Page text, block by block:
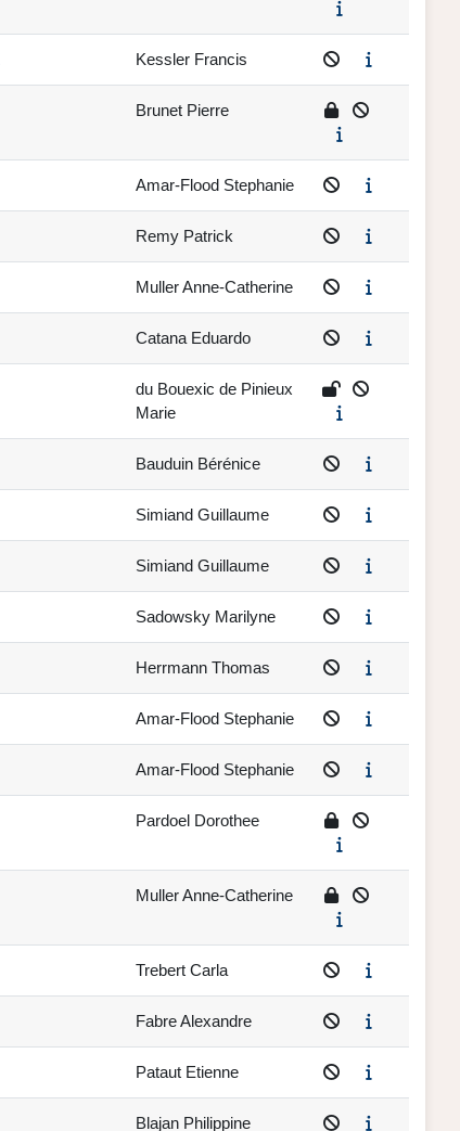
Kessler Francis
Brunet Pierre
Amar-Flood Stephanie
Remy Patrick
Muller Anne-Catherine
Catana Eduardo
du Bouexic de Pinieux
Marie
Bauduin Bérénice
Simiand Guillaume
Simiand Guillaume
Sadowsky Marilyne
Herrmann Thomas
Amar-Flood Stephanie
Amar-Flood Stephanie
Pardoel Dorothee
Muller Anne-Catherine
Trebert Carla
Fabre Alexandre
Pataut Etienne
Blajan Philippine